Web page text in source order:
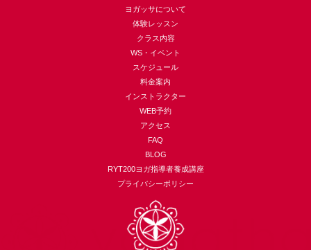
ヨガッサについて
体験レッスン
クラス内容
WS・イベント
スケジュール
料金案内
インストラクター
WEB予約
アクセス
FAQ
BLOG
RYT200ヨガ指導者養成講座
プライバシーポリシー